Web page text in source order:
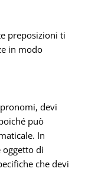
preposizioni ti
in modo
devi
può
In
oggetto di
che devi